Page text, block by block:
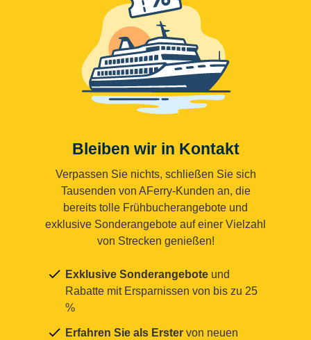
Bleiben wir in Kontakt
Verpassen Sie nichts, schließen Sie sich
Tausenden von AFerry-Kunden an, die
bereits tolle Frühbucherangebote und
exklusive Sonderangebote auf einer Vielzahl
von Strecken genießen!
Exklusive Sonderangebote und
Rabatte mit Ersparnissen von bis zu 25
%
Erfahren Sie als Erster von neuen